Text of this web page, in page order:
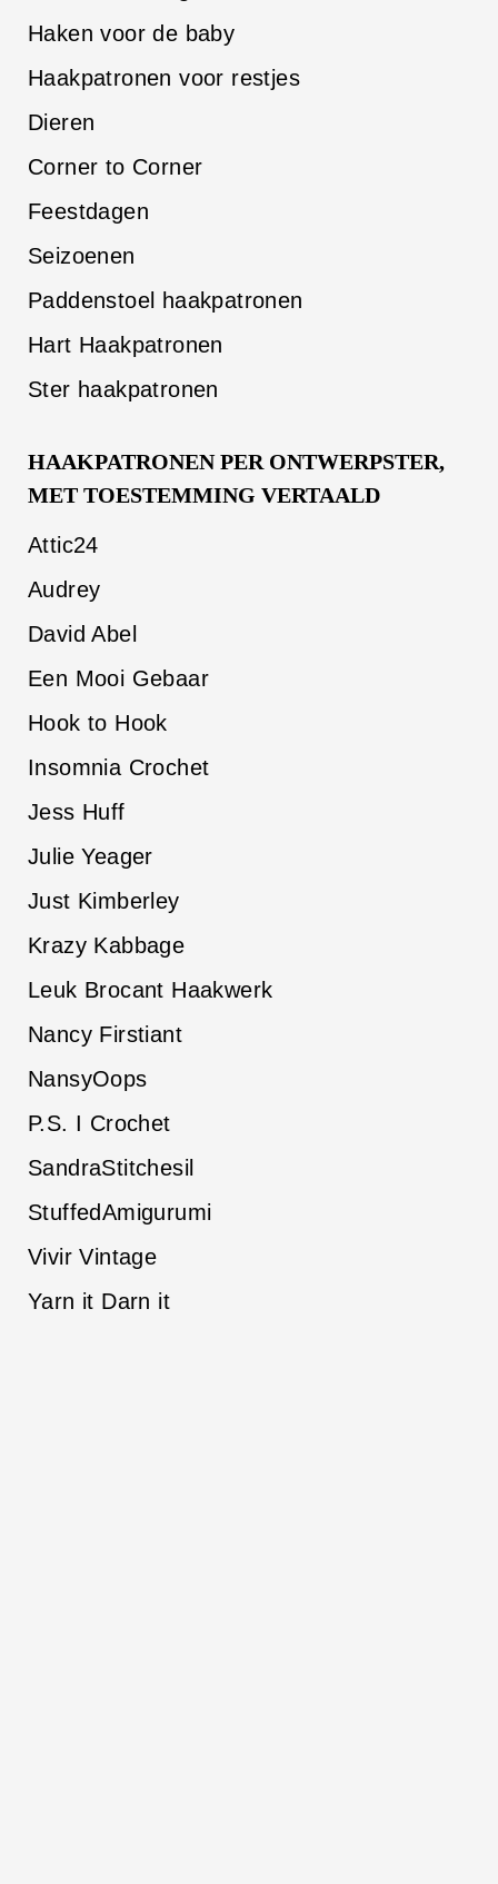
Haken voor de baby
Haakpatronen voor restjes
Dieren
Corner to Corner
Feestdagen
Seizoenen
Paddenstoel haakpatronen
Hart Haakpatronen
Ster haakpatronen
HAAKPATRONEN PER ONTWERPSTER,
MET TOESTEMMING VERTAALD
Attic24
Audrey
David Abel
Een Mooi Gebaar
Hook to Hook
Insomnia Crochet
Jess Huff
Julie Yeager
Just Kimberley
Krazy Kabbage
Leuk Brocant Haakwerk
Nancy Firstiant
NansyOops
P.S. I Crochet
SandraStitchesil
StuffedAmigurumi
Vivir Vintage
Yarn it Darn it